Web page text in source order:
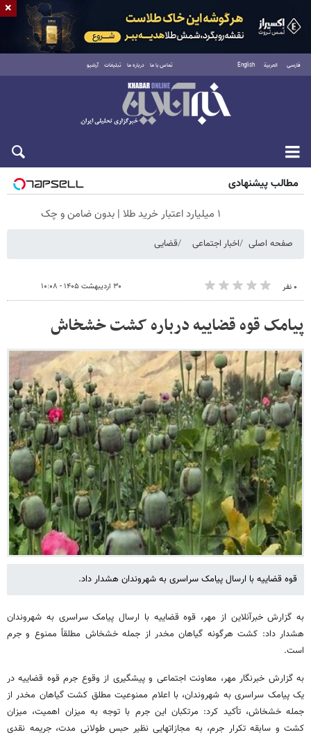
فارسی العربية English تماس با ما درباره ما تبلیغات آرشیو
شنبه ۱۷ مرداد ۱۴۰۵
مطالب پیشنهادی
۱ میلیارد اعتبار خرید طلا | بدون ضامن و چک
صفحه اصلی اخبار اجتماعی قضایی
۰ نفر ۳۰ اردیبهشت ۱۴۰۵ - ۱۰:۰۸
پیامک قوه قضاییه درباره کشت خشخاش
قوه قضاییه با ارسال پیامک سراسری به شهروندان هشدار داد.
به گزارش خبرآنلاین از مهر، قوه قضاییه با ارسال پیامک سراسری به شهروندان
هشدار داد: کشت هرگونه گیاهان مخدر از جمله خشخاش مطلقاً ممنوع و جرم
است.
به گزارش خبرنگار مهر، معاونت اجتماعی و پیشگیری از وقوع جرم قوه قضاییه در
یک پیامک سراسری به شهروندان، با اعلام ممنوعیت مطلق کشت گیاهان مخدر از
جمله خشخاش، تأکید کرد: مرتکبان این جرم با توجه به میزان اهمیت، میزان
کشت و سابقه تکرار جرم، به مجازاتهایی نظیر حبس طولانی مدت، جریمه نقدی
×